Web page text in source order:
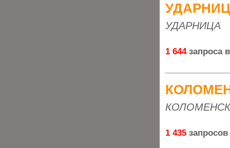
УДАРНИЦА
1 644 запроса
1 435